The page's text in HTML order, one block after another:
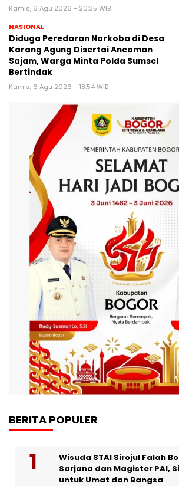
Kamis, 6 Agu 2026 - 20:35 WIB
NASIONAL
Diduga Peredaran Narkoba di Desa
Karang Agung Disertai Ancaman
Sajam, Warga Minta Polda Sumsel
Bertindak
Kamis, 6 Agu 2026 - 18:54 WIB
BERITA POPULER
Wisuda STAI Sirojul Falah
Sarjana dan Magister PAI,
untuk Umat dan Bangsa